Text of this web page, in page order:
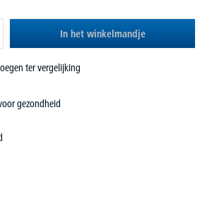
In het winkelmandje
ter vergelijking
gezondheid